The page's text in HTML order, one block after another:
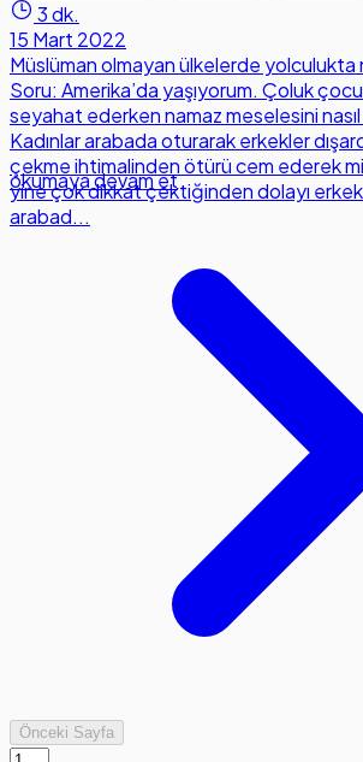
3 dk.
15 Mart 2022
Müslüman olmayan ülkelerde yolculukta
Soru: Amerika’da yaşıyorum. Çoluk
seyahat ederken namaz meselesini nasıl
Kadınlar arabada oturarak erkekler
çekme ihtimalinden ötürü cem ederek mi
yine çok dikkat çektiğinden dolayı
arabad...
okumaya devam et
Önceki Sayfa